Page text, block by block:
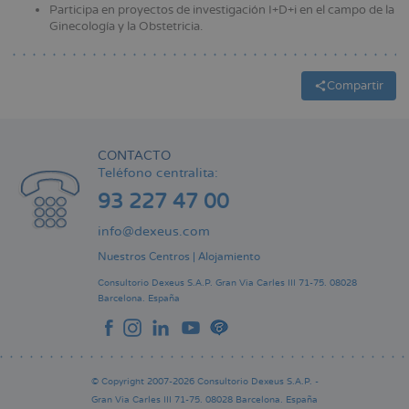
Participa en proyectos de investigación I+D+i en el campo de la
Ginecología y la Obstetricia.
Compartir
CONTACTO
Teléfono centralita:
93 227 47 00
info@dexeus.com
Nuestros Centros | Alojamiento
Consultorio Dexeus S.A.P. Gran Via Carles III 71-75. 08028
Barcelona. España
© Copyright 2007-2026 Consultorio Dexeus S.A.P. -
Gran Via Carles III 71-75. 08028 Barcelona. España